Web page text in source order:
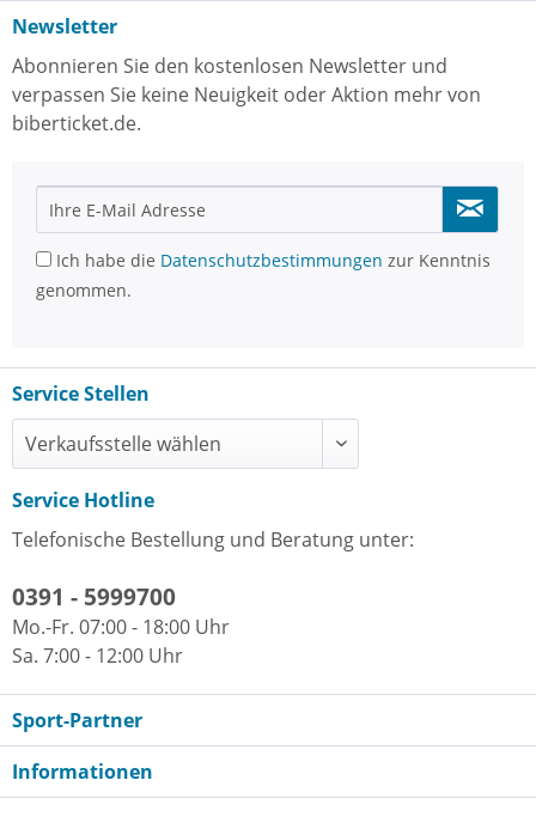
Newsletter
Abonnieren Sie den kostenlosen Newsletter und
verpassen Sie keine Neuigkeit oder Aktion mehr von
biberticket.de.
Ich habe die Datenschutzbestimmungen zur Kenntnis
genommen.
Service Stellen
Service Hotline
Telefonische Bestellung und Beratung unter:
0391 - 5999700
Mo.-Fr. 07:00 - 18:00 Uhr
Sa. 7:00 - 12:00 Uhr
Sport-Partner
Informationen